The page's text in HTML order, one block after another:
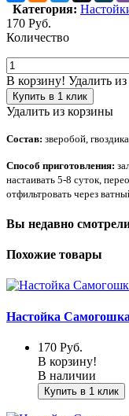
Категория:
170 Руб.
Количество
В корзину! Удалить
Купить в 1 клик
Удалить из корзины
Состав: зверобой,
Способ приготовления:
настаивать 5-8 суток,
отфильтровать через
Вы недавно
Похожие товары
Настойка
170 Руб.
В корзину!
В наличии
Купить в 1 клик